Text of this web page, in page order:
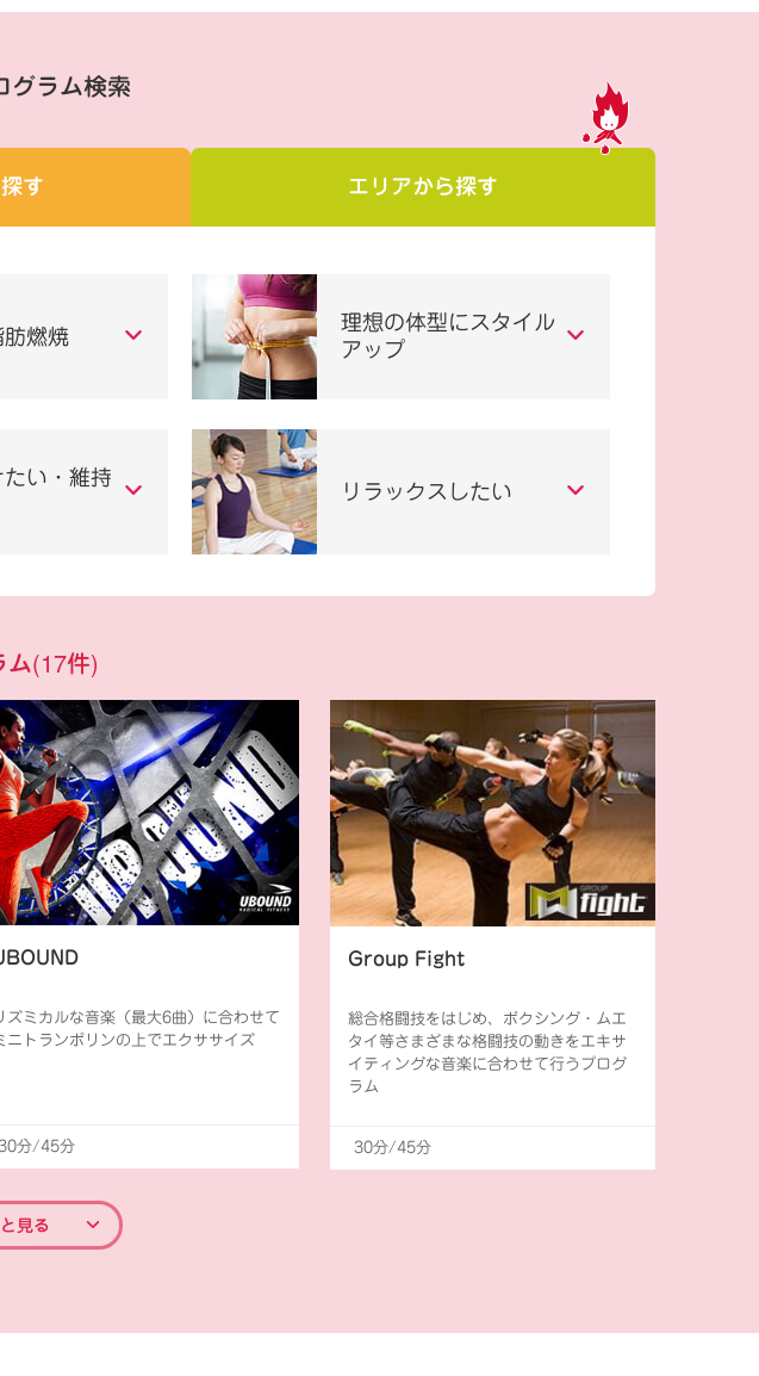
グラム検索
す エリアから探す
肪燃焼
理想の体型にスタイル
アップ
い・維持
リラックスしたい
ム(17件)
ズミカルな音楽（最大6曲）に合わせて
ニトランポリンの上でエクササイズ
30分/45分
Group Fight
総合格闘技をはじめ、ボクシング・ムエ
タイ等さまざまな格闘技の動きをエキサ
イティングな音楽に合わせて行うプログ
ラム
30分/45分
見る